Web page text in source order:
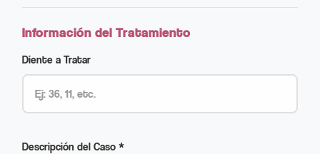
Información del Tratamiento
Diente a Tratar
Descripción del Caso *